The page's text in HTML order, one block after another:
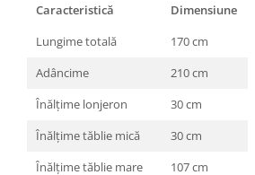
Caracteristică
Dimensiune
Lungime totală
170 cm
Adâncime
210 cm
Înălțime lonjeron
30 cm
Înălțime tăblie mică
30 cm
Înălțime tăblie mare
107 cm